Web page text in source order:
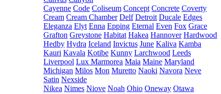
Cayenne Code Coliseum Concept Concrete Coverty
Cream Cream Chamber Delf Detroit Ducale Edges
Eleganza Elyt Enna Epping Eternal Even Fox Grace
Grafton Greystone Habitat Hakea Hannover Hardwood
Hedby Hydra Iceland Invictus June Kaliva Kamba
Kauri Kavala Kotibe Kunny Larchwood Leeds
Liverpool Lux Marmorea Maia Maine Maryland
Michigan Milos Mon Muretto Naoki Navora Neve
Satin Nexside
Nikea Nimes Niove Noah Ohio Oneway Otawa